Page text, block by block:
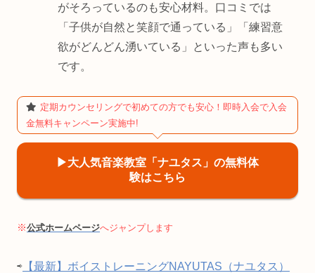
がそろっているのも安心材料。口コミでは
「子供が自然と笑顔で通っている」「練習意
欲がどんどん湧いている」といった声も多い
です。
定期カウンセリングで初めての方でも安心！即時入会で入会
金無料キャンペーン実施中!
▶︎大人気音楽教室「ナユタス」の無料体
験はこちら
※公式ホームページへジャンプします
⇨ 【最新】ボイストレーニングNAYUTAS（ナユタス）